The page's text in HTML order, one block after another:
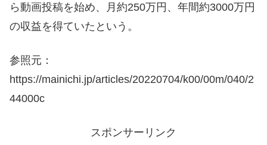
ら動画投稿を始め、月約250万円、年間約3000万円
の収益を得ていたという。
参照元：
https://mainichi.jp/articles/20220704/k00/00m/040/2
44000c
スポンサーリンク